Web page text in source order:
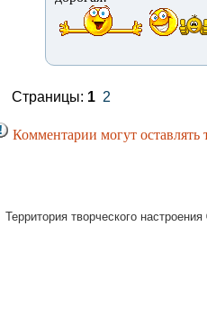
Страницы: 1 2
Комментарии могут оставлять
Территория творческого